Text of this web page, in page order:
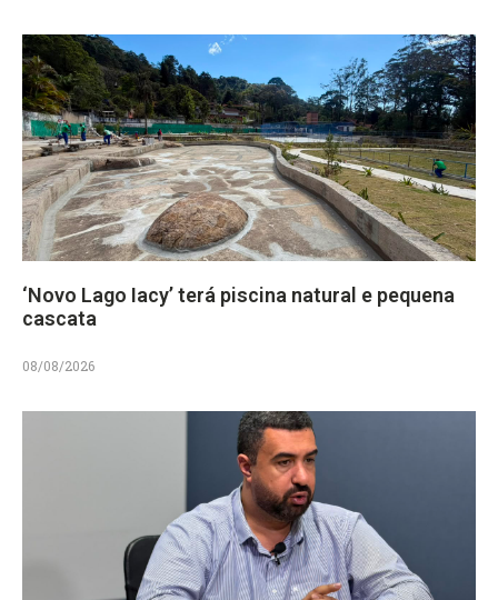
‘Novo Lago Iacy’ terá piscina natural e pequena
cascata
08/08/2026